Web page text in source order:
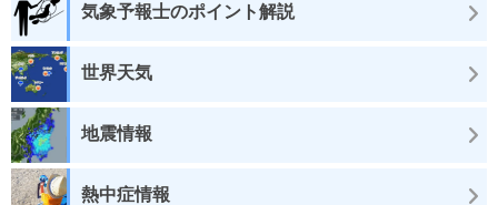
気象予報士のポイント解説
世界天気
地震情報
熱中症情報